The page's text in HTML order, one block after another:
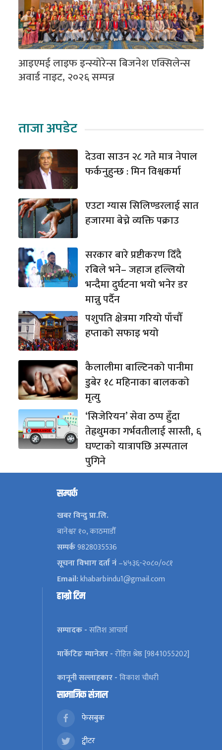
आइएमई लाइफ इन्स्योरेन्स बिजनेश एक्सिलेन्स
अवार्ड नाइट, २०२६ सम्पन्न
ताजा अपडेट
देउवा साउन २८ गते मात्र नेपाल
फर्कनुहुन्छ : मिन विश्वकर्मा
एउटा ग्यास सिलिण्डरलाई सात
हजारमा बेच्ने व्यक्ति पक्राउ
सरकार बारे प्रष्टीकरण दिँदै
रबिले भने– जहाज हल्लियो
भन्दैमा दुर्घटना भयो भनेर डर
मान्नु पर्दैन
पशुपति क्षेत्रमा गरियो पाँचौँ
हप्ताको सफाइ भयो
कैलालीमा बाल्टिनको पानीमा
डुबेर १८ महिनाका बालकको
मृत्यु
‘सिजेरियन’ सेवा ठप्प हुँदा
तेह्रथुमका गर्भवतीलाई सास्ती, ६
घण्टाको यात्रापछि अस्पताल
पुगिने
सम्पर्क
खबर विन्दु प्रा.लि.
बानेश्वर १०, काठमाडौँ
सम्पर्क9828035536
सूचना विभाग दर्ता नं–४५३६-२०८०/०८१
Email:khabarbindu1@gmail.com
हाम्रो टिम
सम्पादक -सतिश आचार्य
मार्केटिङ म्यानेजर -रोहित श्रेष्ठ [9841055202]
कानूनी सल्लाहकार -विकाश चौधरी
सामाजिक संजाल
फेसबुक
ट्वीटर